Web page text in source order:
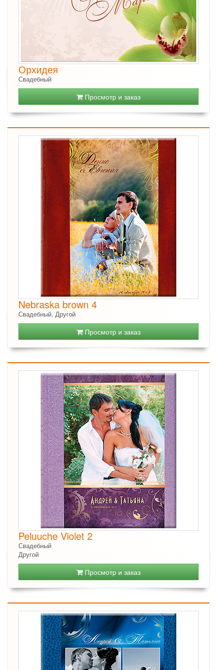
Орхидея
Свадебный
Просмотр и заказ
Nebraska brown 4
Свадебный, Другой
Просмотр и заказ
Peluuche Violet 2
Свадебный
Другой
Просмотр и заказ